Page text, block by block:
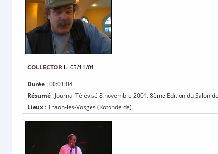
COLLECTOR le 05/11/01
Durée : 00:01:04
Résumé : Journal Télévisé 8 novembre 2001. 8ème Edition du Salon
Lieux : Thaon-les-Vosges (Rotonde de)